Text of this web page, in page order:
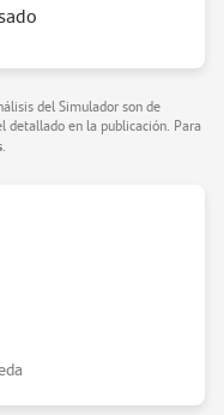
del Simulador son de
detallado en la publicación. Para
.